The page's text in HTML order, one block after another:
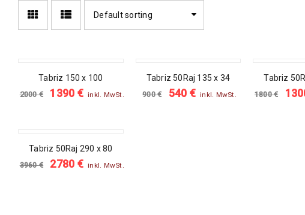
Default sorting
SALETabriz 150 x 100
2000€ 1390 € inkl. MwSt.
SALE
Tabriz 50Raj 135 x 34
900€ 540 € inkl. MwSt.
SALE
Tabriz
1800€
SALE
Tabriz 50Raj 290 x 80
3960€ 2780 € inkl. MwSt.